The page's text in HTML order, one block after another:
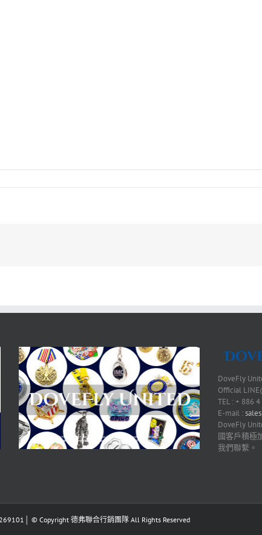
DoveFly
Official
TEL : + 886
E-mail :
DoveFly
國客戶積極
我們聯繫。
© Copyright 德弗聯合行銷團隊 All Rights Reserved